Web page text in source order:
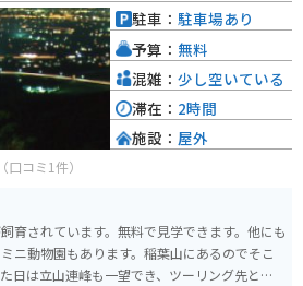
、カーブも多いので注意が必要です。しか
むことができます。特に紅葉の季節は絶景で
て、ぜひ立ち寄ってみてください。
（口コミ1件）
育されています。無料で見学できます。他にも
ニ動物園もあります。稲葉山にあるのでそこ
日は立山連峰も一望でき、ツーリング先として
駐車： 駐車場あり
予算： 無料
混雑： 少し空いている
滞在： 2時間
施設： 屋外